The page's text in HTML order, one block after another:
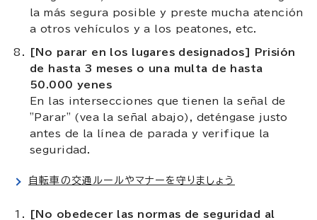
la más segura posible y preste mucha atención
a otros vehículos y a los peatones, etc.
[No parar en los lugares designados] Prisión
de hasta 3 meses o una multa de hasta
50.000 yenes
En las intersecciones que tienen la señal de
"Parar" (vea la señal abajo), deténgase justo
antes de la línea de parada y verifique la
seguridad.
自転車の交通ルールやマナーを守りましょう
[No obedecer las normas de seguridad al